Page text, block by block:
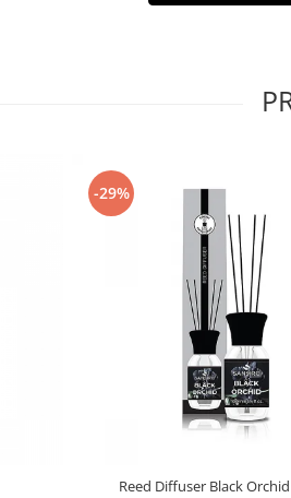
-29%
Reed Diffuser Black